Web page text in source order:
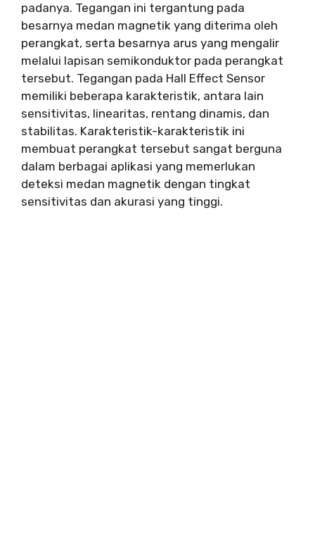
padanya. Tegangan ini tergantung pada
besarnya medan magnetik yang diterima oleh
perangkat, serta besarnya arus yang mengalir
melalui lapisan semikonduktor pada perangkat
tersebut. Tegangan pada Hall Effect Sensor
memiliki beberapa karakteristik, antara lain
sensitivitas, linearitas, rentang dinamis, dan
stabilitas. Karakteristik-karakteristik ini
membuat perangkat tersebut sangat berguna
dalam berbagai aplikasi yang memerlukan
deteksi medan magnetik dengan tingkat
sensitivitas dan akurasi yang tinggi.